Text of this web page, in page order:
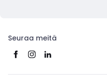
Seuraa meitä